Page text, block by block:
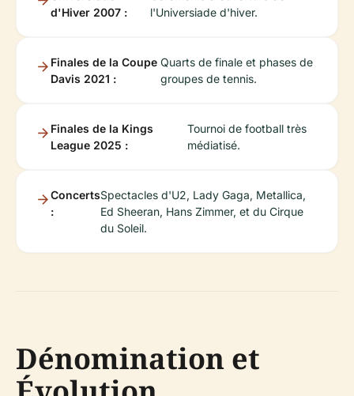
d'Hiver 2007 :
l'Universiade d'hiver.
Finales de la Coupe
Davis 2021 :
Quarts de finale et phases de
groupes de tennis.
Finales de la Kings
League 2025 :
Tournoi de football très
médiatisé.
Concerts
:
Spectacles d'U2, Lady Gaga, Metallica,
Ed Sheeran, Hans Zimmer, et du Cirque
du Soleil.
Dénomination et